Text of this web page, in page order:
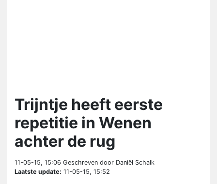
Trijntje heeft eerste
repetitie in Wenen
achter de rug
11-05-15, 15:06 Geschreven door Daniël Schalk
Laatste update: 11-05-15, 15:52